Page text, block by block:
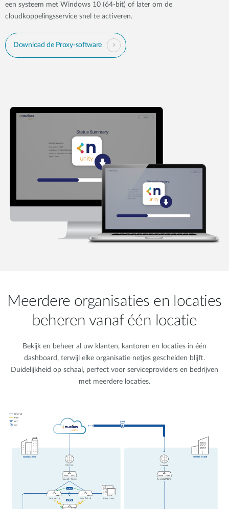
een systeem met Windows 10 (64-bit) of later om de
cloudkoppelingsservice snel te activeren.
Download de Proxy-software
Meerdere organisaties en locaties
beheren vanaf één locatie
Bekijk en beheer al uw klanten, kantoren en locaties in één
dashboard, terwijl elke organisatie netjes gescheiden blijft.
Duidelijkheid op schaal, perfect voor serviceproviders en bedrijven
met meerdere locaties.